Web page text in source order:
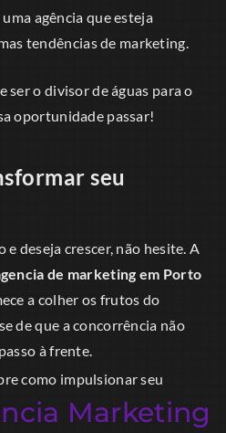
agência que esteja
tendências de marketing.
ser o divisor de águas para o
oportunidade passar!
seu
e deseja crescer, não hesite. A
de marketing em Porto
a colher os frutos do
de que a concorrência não
à frente.
como impulsionar seu
Marketing